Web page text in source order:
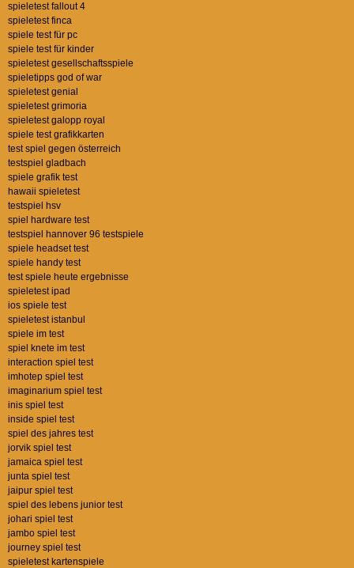
spieletest fallout 4
spieletest finca
spiele test für pc
spiele test für kinder
spieletest gesellschaftsspiele
spieletipps god of war
spieletest genial
spieletest grimoria
spieletest galopp royal
spiele test grafikkarten
test spiel gegen österreich
testspiel gladbach
spiele grafik test
hawaii spieletest
testspiel hsv
spiel hardware test
testspiel hannover 96 testspiele
spiele headset test
spiele handy test
test spiele heute ergebnisse
spieletest ipad
ios spiele test
spieletest istanbul
spiele im test
spiel knete im test
interaction spiel test
imhotep spiel test
imaginarium spiel test
inis spiel test
inside spiel test
spiel des jahres test
jorvik spiel test
jamaica spiel test
junta spiel test
jaipur spiel test
spiel des lebens junior test
johari spiel test
jambo spiel test
journey spiel test
spieletest kartenspiele